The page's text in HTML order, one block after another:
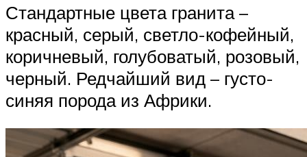
Стандартные цвета гранита –
красный, серый, светло-кофейный,
коричневый, голубоватый, розовый,
черный. Редчайший вид – густо-
синяя порода из Африки.